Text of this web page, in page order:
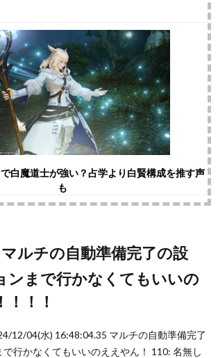
で白魔道士が強い？占学より白賢構成を推す声
も
マルチの自動準備完了の設
ンまで行かなくてもいいの
！！
12/04(水) 16:48:04.35 マルチの自動準備完了
行かなくてもいいのええやん！ 110: 名無し